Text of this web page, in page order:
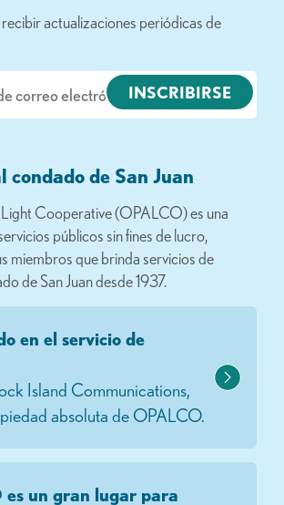
actualizaciones periódicas de
condado de San Juan
Cooperative (OPALCO) es una
públicos sin fines de lucro,
miembros que brinda servicios de
de San Juan desde 1937.
en el servicio de
Island Communications,
absoluta de OPALCO.
es un gran lugar para